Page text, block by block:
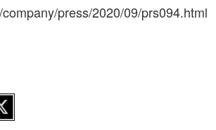
press/2020/09/prs094.html